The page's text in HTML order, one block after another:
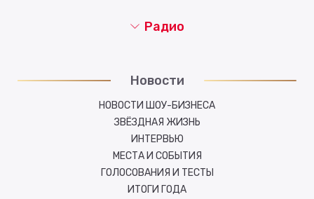
Новости
НОВОСТИ ШОУ-БИЗНЕСА
ЗВЁЗДНАЯ ЖИЗНЬ
ИНТЕРВЬЮ
МЕСТА И СОБЫТИЯ
ГОЛОСОВАНИЯ И ТЕСТЫ
ИТОГИ ГОДА
Радио